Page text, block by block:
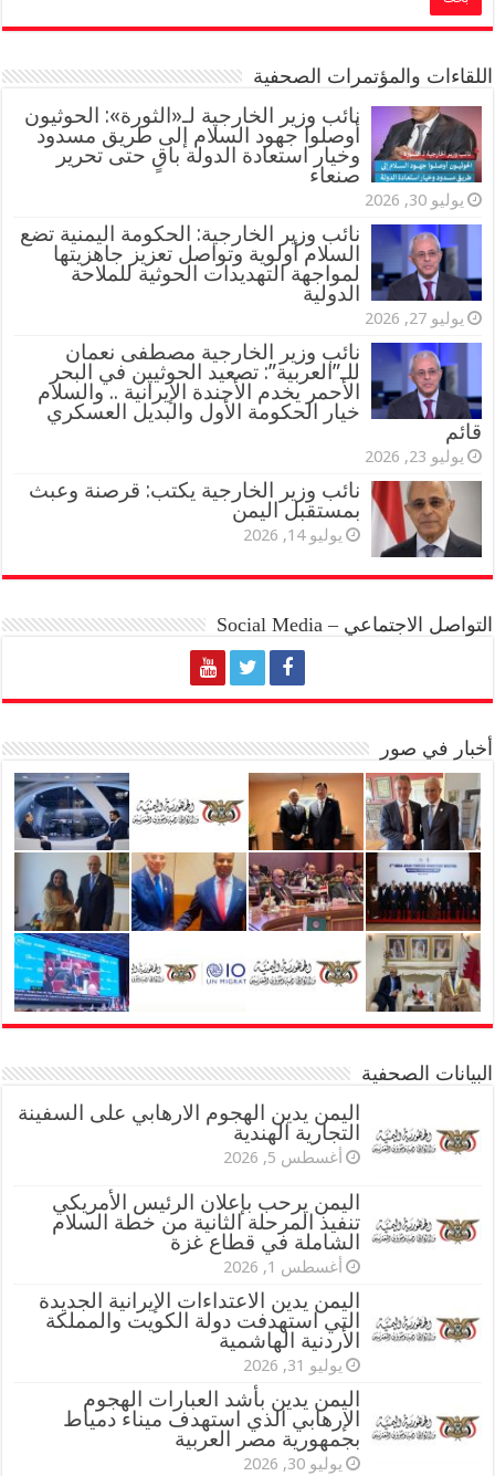
اللقاءات والمؤتمرات الصحفية
‏نائب وزير الخارجية لـ«الثورة»: الحوثيون
أوصلوا جهود السلام إلى طريق مسدود
وخيار استعادة الدولة باقٍ حتى تحرير
صنعاء
يوليو 30, 2026
نائب وزير الخارجية: الحكومة اليمنية تضع
السلام أولوية وتواصل تعزيز جاهزيتها
لمواجهة التهديدات الحوثية للملاحة
الدولية
يوليو 27, 2026
نائب وزير الخارجية مصطفى نعمان
للـ”العربية”: تصعيد الحوثيين في البحر
الأحمر يخدم الأجندة الإيرانية .. والسلام
خيار الحكومة الأول والبديل العسكري
قائم
يوليو 23, 2026
نائب وزير الخارجية يكتب: قرصنة وعبث
بمستقبل اليمن
يوليو 14, 2026
التواصل الاجتماعي – Social Media
أخبار في صور
البيانات الصحفية
اليمن يدين الهجوم الارهابي على السفينة
التجارية الهندية
أغسطس 5, 2026
اليمن يرحب بإعلان الرئيس الأمريكي
تنفيذ المرحلة الثانية من خطة السلام
الشاملة في قطاع غزة
أغسطس 1, 2026
اليمن يدين الاعتداءات الإيرانية الجديدة
التي استهدفت دولة الكويت والمملكة
الأردنية الهاشمية
يوليو 31, 2026
اليمن يدين بأشد العبارات الهجوم
الإرهابي الذي استهدف ميناء دمياط
بجمهورية مصر العربية
يوليو 30, 2026